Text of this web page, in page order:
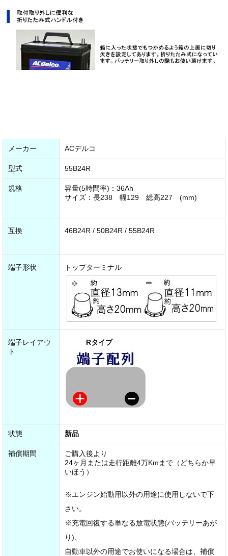
メーカー ACデルコ
型式 55B24R
規格
容量(5時間率)：36Ah
サイズ：長238 幅129 総高227 (mm)
互換 46B24R / 50B24R / 55B24R
端子形状 トップターミナル
端子レイアウ
ト
Rタイプ
状態 新品
補償期間
ご購入後より
24ヶ月または走行距離4万Kmまで（どちらか早
いほう）
※エンジン始動用以外の用途に使用しないで下
さい。
※充電回復する単なる放電状態(バッテリーあが
り)、
自動車以外の用途でお使いになる場合は、補償